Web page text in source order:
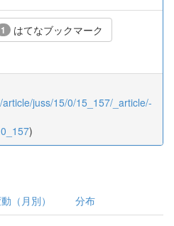
1 はてなブックマーク
juss/15/0/15_157/_article/-
)
（月別） 分布